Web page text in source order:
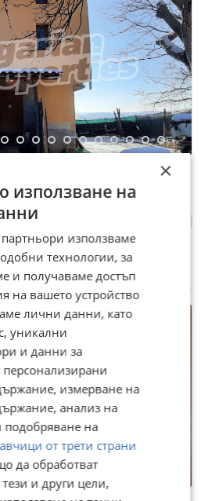
Търново, Варуша
07 август
×
използване на
използваме
технологии, за
и получаваме достъп
на вашето устройство
лични данни, като
уникални
и данни за
измерване на
анализ на
подобряване на
от трети страни
да обработват
и други цели,